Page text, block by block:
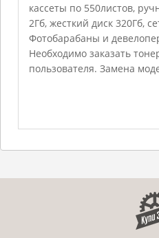
кассеты по 550листов,
2Гб, жесткий диск 320Гб,
Фотобарабаны и
Необходимо заказать
пользователя. Замена